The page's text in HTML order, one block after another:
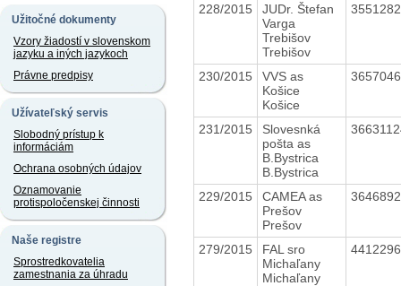
Užitočné dokumenty
Vzory žiadostí v slovenskom
jazyku a iných jazykoch
Právne predpisy
Užívateľský servis
Slobodný prístup k
informáciám
Ochrana osobných údajov
Oznamovanie
protispoločenskej činnosti
Naše registre
Sprostredkovatelia
zamestnania za úhradu
228/2015
JUDr. Štefan
Varga
Trebišov
Trebišov
230/2015
VVS as
Košice
Košice
231/2015
Slovesnká
pošta as
B.Bystrica
B.Bystrica
229/2015
CAMEA as
Prešov
Prešov
279/2015
FAL sro
Michaľany
Michaľany